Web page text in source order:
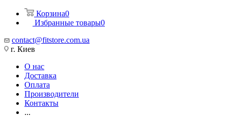
Корзина0
Избранные товары0
contact@fitstore.com.ua
г. Киев
О нас
Доставка
Оплата
Производители
Контакты
...